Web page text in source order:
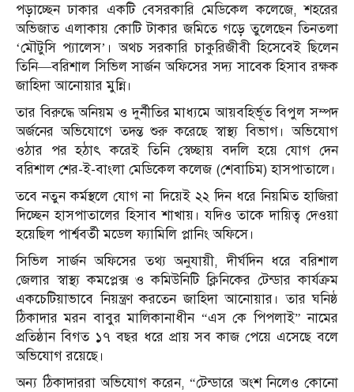
পড়াচ্ছেন ঢাকার একটি বেসরকারি মেডিকেল কলেজে, শহরের
অভিজাত এলাকায় কোটি টাকার জমিতে গড়ে তুলেছেন তিনতলা
‘মৌটুসি প্যালেস’। অথচ সরকারি চাকুরিজীবী হিসেবেই ছিলেন
তিনি—বরিশাল সিভিল সার্জন অফিসের সদ্য সাবেক হিসাব রক্ষক
জাহিদা আনোয়ার মুন্নি।
তার বিরুদ্ধে অনিয়ম ও দুর্নীতির মাধ্যমে আয়বহির্ভূত বিপুল সম্পদ
অর্জনের অভিযোগে তদন্ত শুরু করেছে স্বাস্থ্য বিভাগ। অভিযোগ
ওঠার পর হঠাৎ করেই তিনি স্বেচ্ছায় বদলি হয়ে যোগ দেন
বরিশাল শের-ই-বাংলা মেডিকেল কলেজ (শেবাচিম) হাসপাতালে।
তবে নতুন কর্মস্থলে যোগ না দিয়েই ২২ দিন ধরে নিয়মিত হাজিরা
দিচ্ছেন হাসপাতালের হিসাব শাখায়। যদিও তাকে দায়িত্ব দেওয়া
হয়েছিল পার্শ্ববর্তী মডেল ফ্যামিলি প্লানিং অফিসে।
সিভিল সার্জন অফিসের তথ্য অনুযায়ী, দীর্ঘদিন ধরে বরিশাল
জেলার স্বাস্থ্য কমপ্লেক্স ও কমিউনিটি ক্লিনিকের টেন্ডার কার্যক্রম
একচেটিয়াভাবে নিয়ন্ত্রণ করতেন জাহিদা আনোয়ার। তার ঘনিষ্ঠ
ঠিকাদার মরন বাবুর মালিকানাধীন “এস কে পিপলাই” নামের
প্রতিষ্ঠান বিগত ১৭ বছর ধরে প্রায় সব কাজ পেয়ে এসেছে বলে
অভিযোগ রয়েছে।
অন্য ঠিকাদাররা অভিযোগ করেন, “টেন্ডারে অংশ নিলেও কোনো